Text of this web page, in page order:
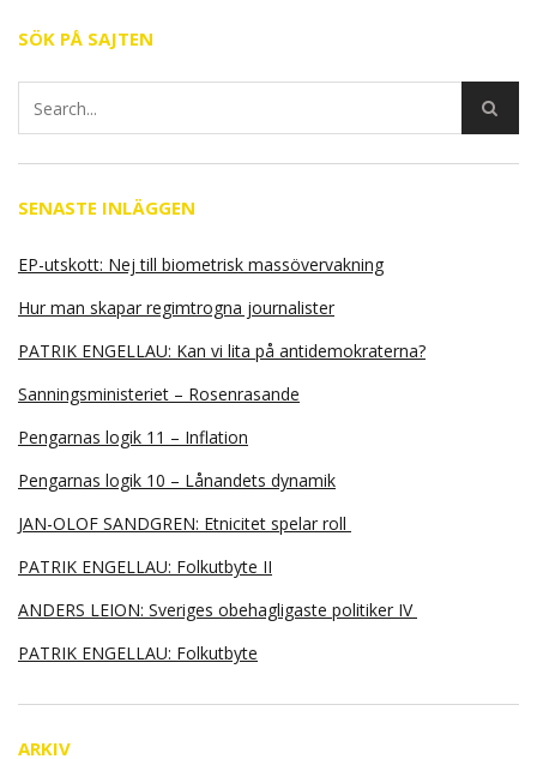
SÖK PÅ SAJTEN
SENASTE INLÄGGEN
EP-utskott: Nej till biometrisk massövervakning
Hur man skapar regimtrogna journalister
PATRIK ENGELLAU: Kan vi lita på antidemokraterna?
Sanningsministeriet – Rosenrasande
Pengarnas logik 11 – Inflation
Pengarnas logik 10 – Lånandets dynamik
JAN-OLOF SANDGREN: Etnicitet spelar roll
PATRIK ENGELLAU: Folkutbyte II
ANDERS LEION: Sveriges obehagligaste politiker IV
PATRIK ENGELLAU: Folkutbyte
ARKIV